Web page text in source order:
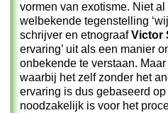
vormen van exotisme. Niet
welbekende tegenstelling
schrijver en etnograafVictor
ervaring’ uit als een manier
onbekende te verstaan.
waarbij het zelf zonder het
ervaring is dus gebaseerd
noodzakelijk is voor het